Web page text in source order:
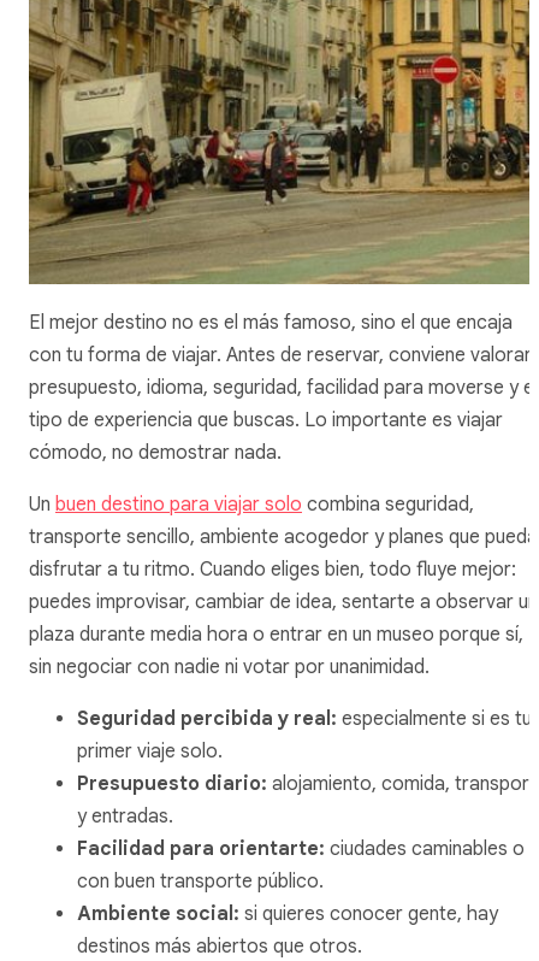
El mejor destino no es el más famoso, sino el que encaja
con tu forma de viajar. Antes de reservar, conviene valorar
presupuesto, idioma, seguridad, facilidad para moverse y el
tipo de experiencia que buscas. Lo importante es viajar
cómodo, no demostrar nada.
Un buen destino para viajar solo combina seguridad,
transporte sencillo, ambiente acogedor y planes que
disfrutar a tu ritmo. Cuando eliges bien, todo fluye mejor:
puedes improvisar, cambiar de idea, sentarte a observar
plaza durante media hora o entrar en un museo porque sí,
sin negociar con nadie ni votar por unanimidad.
Seguridad percibida y real: especialmente si es tu
primer viaje solo.
Presupuesto diario: alojamiento, comida,
y entradas.
Facilidad para orientarte: ciudades caminables o
con buen transporte público.
Ambiente social: si quieres conocer gente, hay
destinos más abiertos que otros.